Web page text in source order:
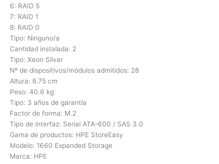
6: RAID 5
7: RAID 1
8: RAID 0
Tipo: Ninguno/a
Cantidad instalada: 2
Tipo: Xeon Silver
Nº de dispositivos/módulos admitidos: 28
Altura: 8.75 cm
Peso: 40.6 kg
Tipo: 3 años de garantía
Factor de forma: M.2
Tipo de interfaz: Serial ATA-600 / SAS 3.0
Gama de productos: HPE StoreEasy
Modelo: 1660 Expanded Storage
Marca: HPE